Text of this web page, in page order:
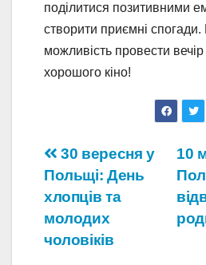
поділитися позитивними
створити приємні спогади.
можливість провести вечір
хорошого кіно!
Навігація
записів
10
30 вересня у
Польщі: День
хлопців та
молодих
чоловіків